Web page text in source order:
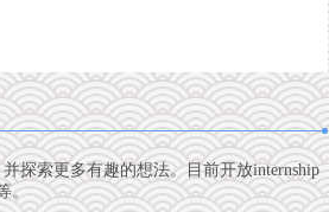
探索更多有趣的想法。目前开放internship
。